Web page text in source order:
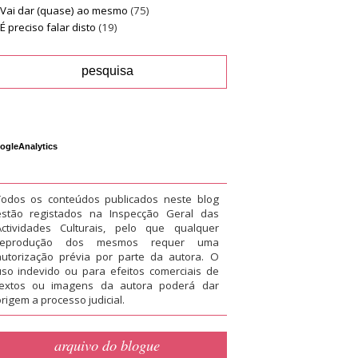
Vai dar (quase) ao mesmo (75)
É preciso falar disto (19)
os conteúdos publicados neste blog
registados na Inspecção Geral das
Culturais, pelo que qualquer
dos mesmos requer uma
prévia por parte da autora. O
indevido ou para efeitos comerciais de
ou imagens da autora poderá dar
a processo judicial.
arquivo do blogue